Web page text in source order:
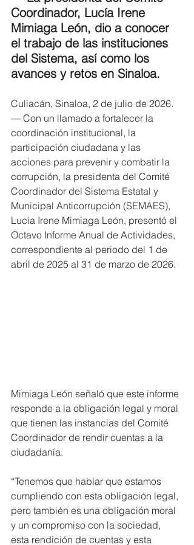
Coordinador, Lucía Irene
Mimiaga León, dio a conocer
el trabajo de las instituciones
del Sistema, así como los
avances y retos en Sinaloa.
Culiacán, Sinaloa, 2 de julio de 2026.
— Con un llamado a fortalecer la
coordinación institucional, la
participación ciudadana y las
acciones para prevenir y combatir la
corrupción, la presidenta del Comité
Coordinador del Sistema Estatal y
Municipal Anticorrupción (SEMAES),
Lucía Irene Mimiaga León, presentó el
Octavo Informe Anual de Actividades,
correspondiente al periodo del 1 de
abril de 2025 al 31 de marzo de 2026.
Mimiaga León señaló que este informe
responde a la obligación legal y moral
que tienen las instancias del Comité
Coordinador de rendir cuentas a la
ciudadanía.
“Tenemos que hablar que estamos
cumpliendo con esta obligación legal,
pero también es una obligación moral
y un compromiso con la sociedad,
esta rendición de cuentas y esta